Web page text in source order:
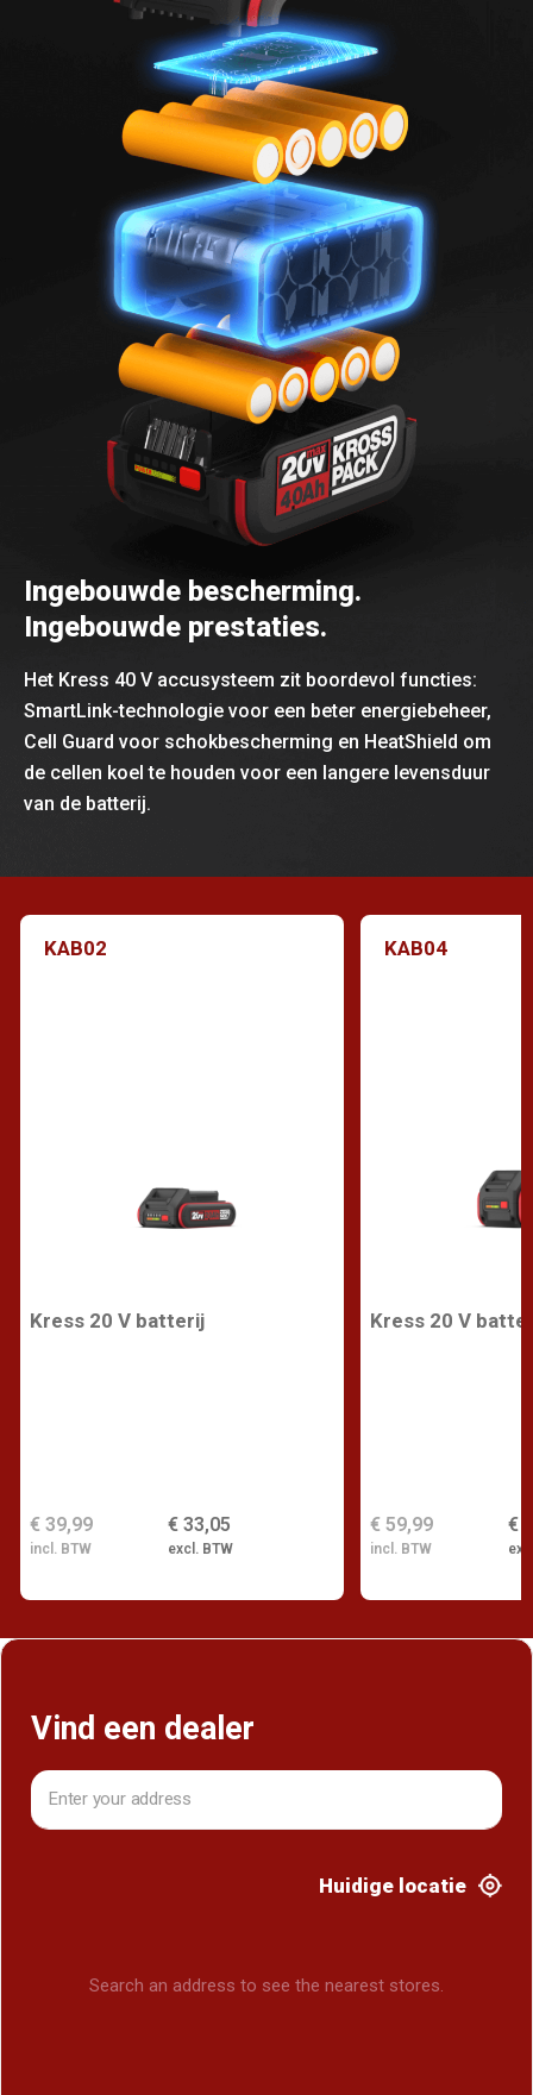
Ingebouwde bescherming.
Ingebouwde prestaties.
Het Kress 40 V accusysteem zit boordevol functies:
SmartLink-technologie voor een beter energiebeheer,
Cell Guard voor schokbescherming en HeatShield om
de cellen koel te houden voor een langere levensduur
van de batterij.
KAB02
Kress 20 V batterij
€ 33,05
excl. BTW
€ 39,99
incl. BTW
KAB04
Kress 20 V
€
€ 59,99
incl. BTW
Vind een dealer
Huidige locatie
Search an address to see the nearest stores.